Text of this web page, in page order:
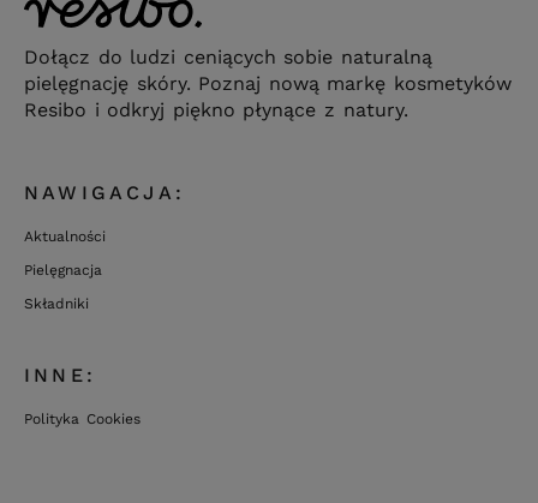
Dołącz do ludzi ceniących sobie naturalną
pielęgnację skóry. Poznaj nową markę kosmetyków
Resibo i odkryj piękno płynące z natury.
NAWIGACJA:
Aktualności
Pielęgnacja
Składniki
INNE:
Polityka Cookies